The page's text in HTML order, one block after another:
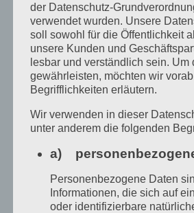
Juli:
Dinara Danielwar vom 4. bis
Sonntag, den 14.7.:
„Sehnsucht“ :
der Datenschutz-
verwendet wurden. Unsere
soll sowohl für die Öffentlichkeit
unsere Kunden und
lesbar und verständlich sein. Um
gewährleisten, möchten wir
Begrifflichkeiten erläutern.
Wir verwenden in dieser
unter anderem die folgenden
a)
Personenbezogene Daten
Informationen, die sich auf
oder identifizierbare